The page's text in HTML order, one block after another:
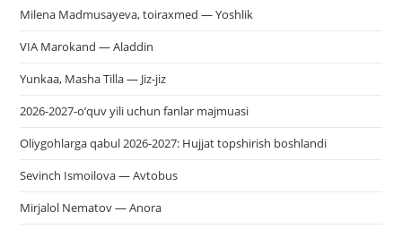
Milena Madmusayeva, toiraxmed — Yoshlik
VIA Marokand — Aladdin
Yunkaa, Masha Tilla — Jiz-jiz
2026-2027-o’quv yili uchun fanlar majmuasi
Oliygohlarga qabul 2026-2027: Hujjat topshirish boshlandi
Sevinch Ismoilova — Avtobus
Mirjalol Nematov — Anora